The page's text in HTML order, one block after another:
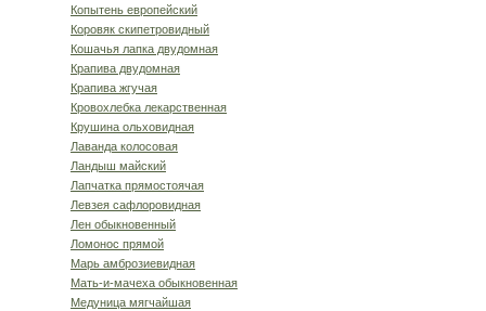
Копытень европейский
Коровяк скипетровидный
Кошачья лапка двудомная
Крапива двудомная
Крапива жгучая
Кровохлебка лекарствен­ная
Крушина ольховидная
Лаванда колосовая
Ландыш майский
Лапчатка прямостоячая
Левзея сафлоровидная
Лен обыкновенный
Ломонос прямой
Марь амброзиевидная
Мать-и-мачеха обыкновенная
Медуница мягчайшая